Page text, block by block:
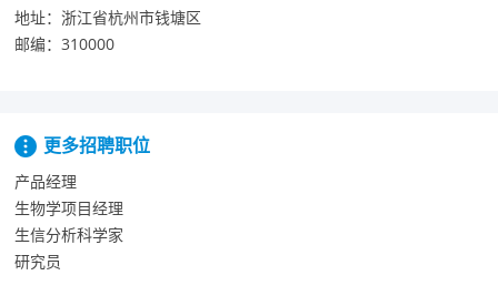
地址： 浙江省杭州市钱塘区
邮编： 310000
更多招聘职位
产品经理
生物学项目经理
生信分析科学家
研究员